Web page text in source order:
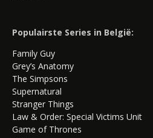
Populairste Series in België:
Family Guy
Grey’s Anatomy
The Simpsons
Supernatural
Stranger Things
Law & Order: Special Victims Unit
Game of Thrones